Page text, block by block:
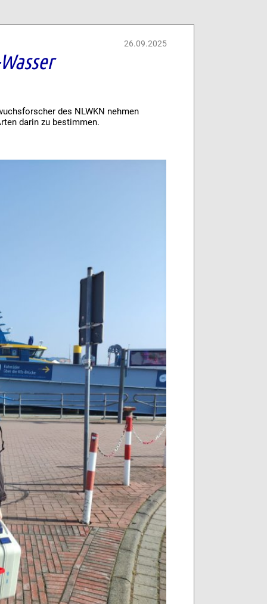
26.09.2025
des NLWKN nehmen
darin zu bestimmen.